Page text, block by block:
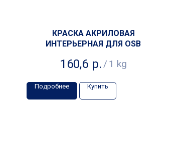
КРАСКА АКРИЛОВАЯ
ИНТЕРЬЕРНАЯ ДЛЯ OSB
160,6 р. / 1 kg
Подробнее Купить